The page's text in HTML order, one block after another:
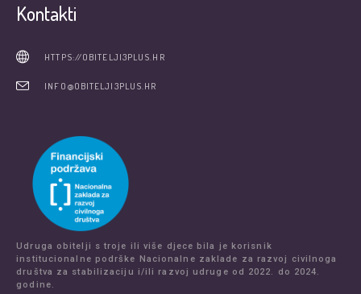
Kontakti
HTTPS://OBITELJI3PLUS.HR
INFO@OBITELJI3PLUS.HR
Udruga obitelji s troje ili više djece bila je korisnik
institucionalne podrške Nacionalne zaklade za razvoj civilnoga
društva za stabilizaciju i/ili razvoj udruge od 2022. do 2024.
godine.